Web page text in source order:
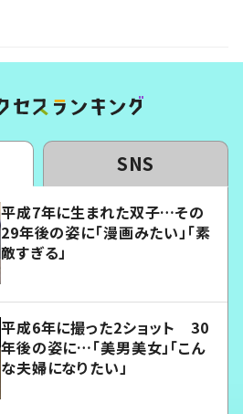
SNS
平成7年に生まれた双子…その
29年後の姿に「漫画みたい」「素
敵すぎる」
平成6年に撮った2ショット 30
年後の姿に…「美男美女」「こん
な夫婦になりたい」